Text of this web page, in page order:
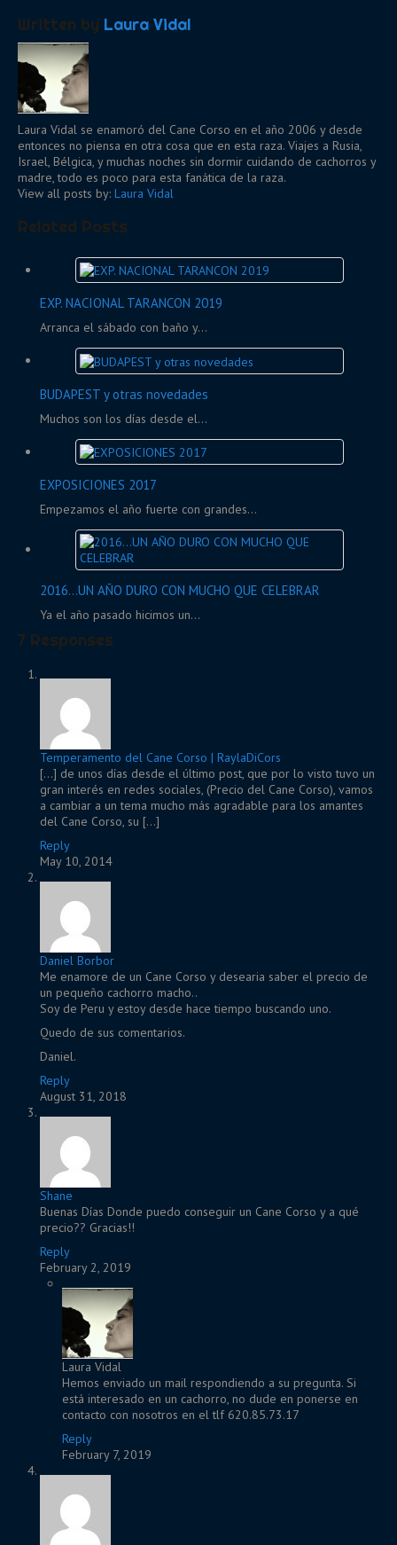
Written by Laura Vidal
Laura Vidal se enamoró del Cane Corso en el año 2006 y desde
entonces no piensa en otra cosa que en esta raza. Viajes a Rusia,
Israel, Bélgica, y muchas noches sin dormir cuidando de cachorros y
madre, todo es poco para esta fanática de la raza.
View all posts by: Laura Vidal
Related Posts
EXP. NACIONAL TARANCON 2019
Arranca el sábado con baño y...
BUDAPEST y otras novedades
Muchos son los días desde el...
EXPOSICIONES 2017
Empezamos el año fuerte con grandes...
2016…UN AÑO DURO CON MUCHO QUE CELEBRAR
Ya el año pasado hicimos un...
7 Responses
Temperamento del Cane Corso | RaylaDiCors
[…] de unos días desde el último post, que por lo visto tuvo un
gran interés en redes sociales, (Precio del Cane Corso), vamos
a cambiar a un tema mucho más agradable para los amantes
del Cane Corso, su […]
Reply
May 10, 2014
Daniel Borbor
Me enamore de un Cane Corso y desearia saber el precio de
un pequeño cachorro macho..
Soy de Peru y estoy desde hace tiempo buscando uno.
Quedo de sus comentarios.
Daniel.
Reply
August 31, 2018
Shane
Buenas Días Donde puedo conseguir un Cane Corso y a qué
precio?? Gracias!!
Reply
February 2, 2019
Laura Vidal
Hemos enviado un mail respondiendo a su pregunta. Si
está interesado en un cachorro, no dude en ponerse en
contacto con nosotros en el tlf 620.85.73.17
Reply
February 7, 2019